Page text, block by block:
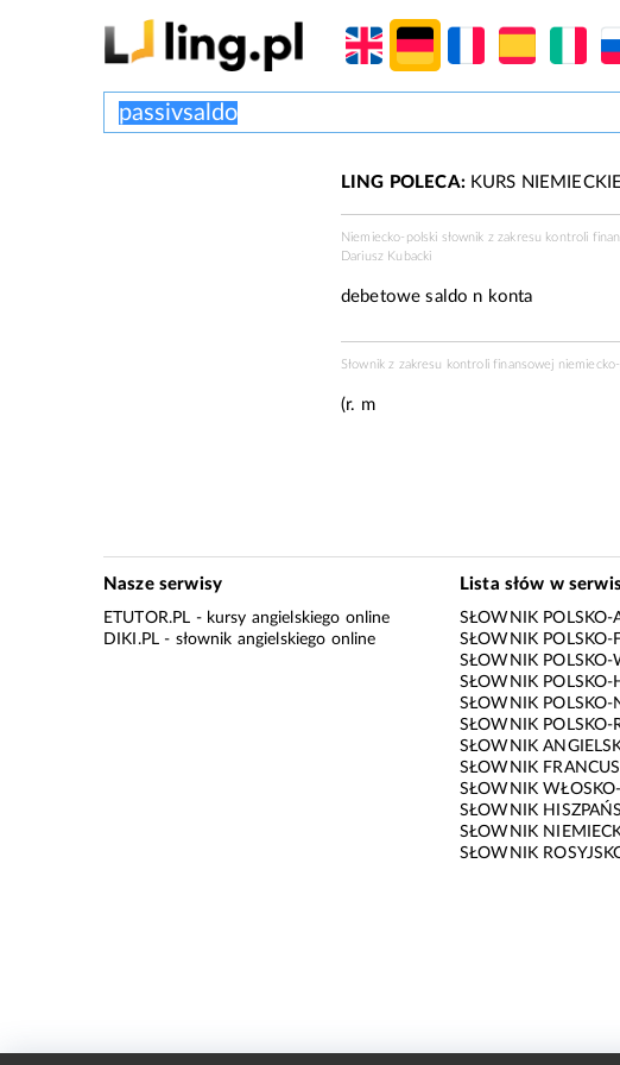
LING POLECA:KURS
Niemiecko-polski słownik z zakresu kontroli
Dariusz Kubacki
debetowe saldo n konta
Słownik z zakresu kontroli finansowej
(r. m
Nasze serwisy
ETUTOR.PL - kursy angielskiego online
DIKI.PL - słownik angielskiego online
Lista słów w
SŁOWNIK POLSKO-
SŁOWNIK POLSKO-
SŁOWNIK POLSKO-
SŁOWNIK POLSKO-
SŁOWNIK POLSKO-
SŁOWNIK POLSKO-
SŁOWNIK
SŁOWNIK
SŁOWNIK WŁOSKO-
SŁOWNIK
SŁOWNIK
SŁOWNIK